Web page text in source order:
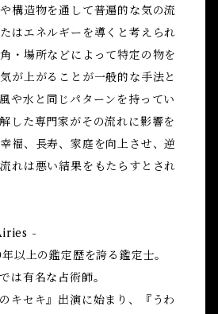
構造物を通して普遍的な気の流
はエネルギーを導くと考えられ
・場所などによって特定の物を
が上がることが一般的な手法と
や水と同じパターンを持ってい
した専門家がその流れに影響を
福、長寿、家庭を向上させ、逆
れは悪い結果をもたらすとされ
-
以上の鑑定歴を誇る鑑定士。
は有名な占術師。
キセキ』出演に始まり、『うわ